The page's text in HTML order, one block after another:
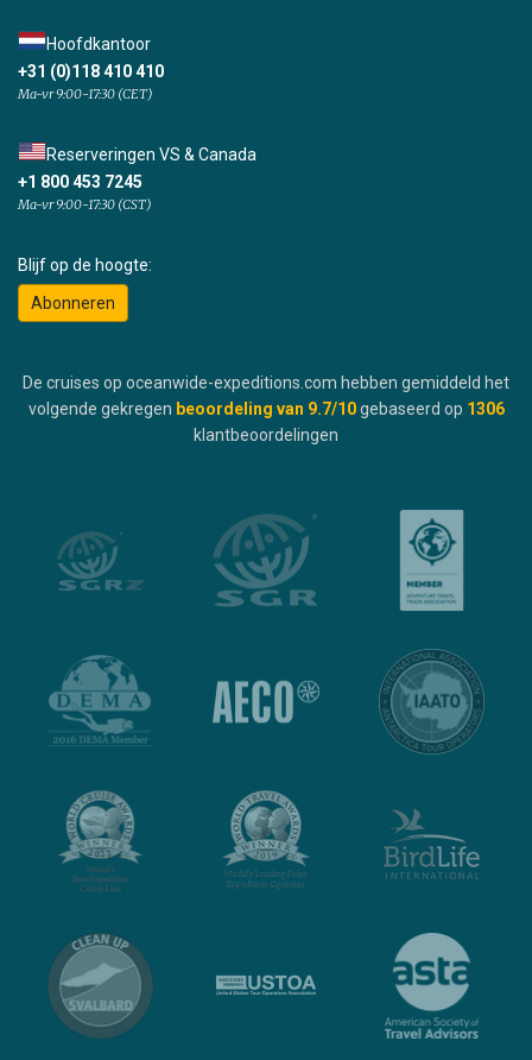
Hoofdkantoor
+31 (0)118 410 410
Ma-vr 9:00-17:30 (CET)
Reserveringen VS & Canada
+1 800 453 7245
Ma-vr 9:00-17:30 (CST)
Blijf op de hoogte:
Abonneren
De cruises op oceanwide-expeditions.com hebben gemiddeld het
volgende gekregen beoordeling van 9.7/10 gebaseerd op 1306
klantbeoordelingen